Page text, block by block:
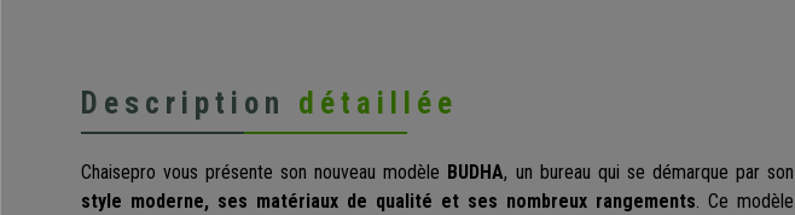
Description détaillée
Chaisepro vous présente son nouveau modèle BUDHA, un bureau qui se démarque par son
style moderne, ses matériaux de qualité et ses nombreux rangements. Ce modèle